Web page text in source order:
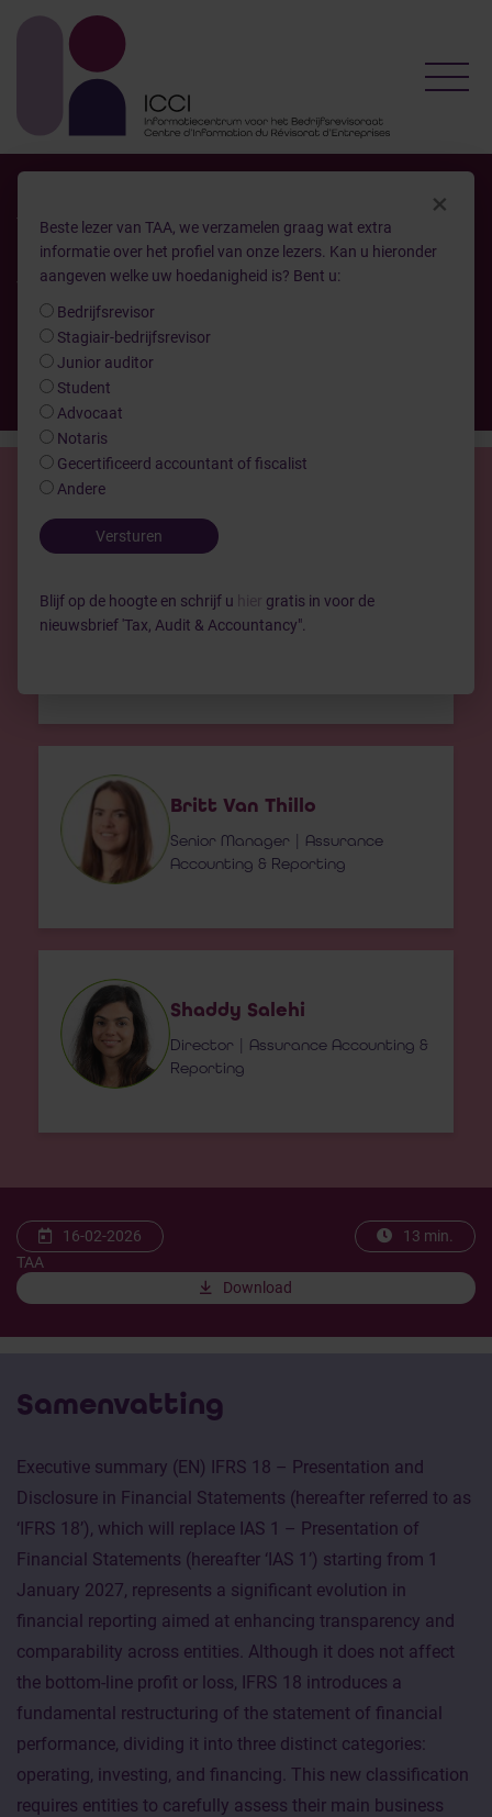
×
Beste lezer van TAA, we verzamelen graag wat extra
informatie over het profiel van onze lezers. Kan u hieronder
aangeven welke uw hoedanigheid is? Bent u:
Bedrijfsrevisor
Stagiair-bedrijfsrevisor
Junior auditor
Student
Advocaat
Notaris
Gecertificeerd accountant of fiscalist
Andere
Versturen
Blijf op de hoogte en schrijf u hier gratis in voor de
nieuwsbrief 'Tax, Audit & Accountancy".
TAA nr. 94
TAA nr.94 - Implementation of
IFRS 18: practical considerations
for Belgian enterprises
Auteur(s)
Zana Sahatqija
Senior Manager | Assurance
Britt Van Thillo
Senior Manager | Assurance
Accounting & Reporting
Shaddy Salehi
Director | Assurance Accounting &
Reporting
16-02-2026 13 min.
Download
TAA
Samenvatting
Executive summary (EN) IFRS 18 – Presentation and
Disclosure in Financial Statements (hereafter referred to as
‘IFRS 18’), which will replace IAS 1 – Presentation of
Financial Statements (hereafter ‘IAS 1’) starting from 1
January 2027, represents a significant evolution in
financial reporting aimed at enhancing transparency and
comparability across entities. Although it does not affect
the bottom-line profit or loss, IFRS 18 introduces a
fundamental restructuring of the statement of financial
performance, dividing it into three distinct categories:
operating, investing, and financing. This new classification
requires entities to carefully assess their main business